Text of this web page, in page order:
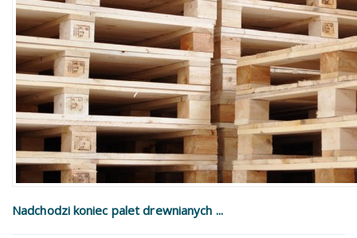
Nadchodzi koniec palet drewnianych ...